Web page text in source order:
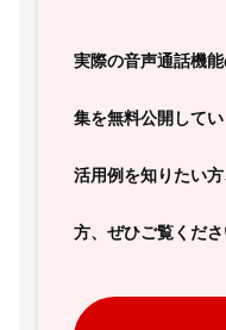
実際の音声通話機
集を無料公開してい
活用例を知りたい
方、ぜひご覧くださ